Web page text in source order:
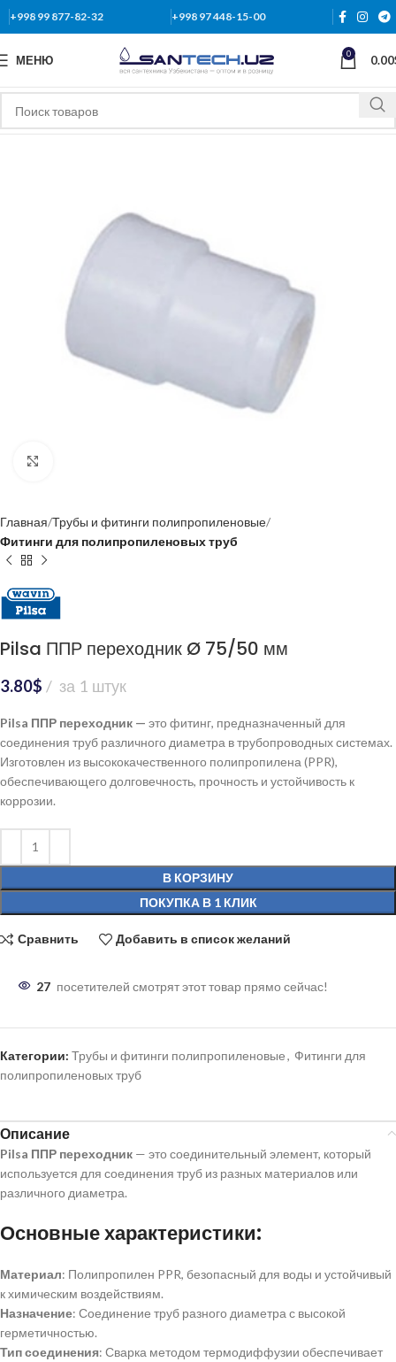
+998 99 877-82-32 +998 97 448-15-00
МЕНЮ 0 0.00
Главная Трубы и фитинги полипропиленовые
Фитинги для полипропиленовых труб
Pilsa ППР переходник Ø 75/50 мм
3.80$ за 1 штук
Pilsa ППР переходник — это фитинг, предназначенный для
соединения труб различного диаметра в трубопроводных системах.
Изготовлен из высококачественного полипропилена (PPR),
обеспечивающего долговечность, прочность и устойчивость к
коррозии.
В КОРЗИНУ
ПОКУПКА В 1 КЛИК
Сравнить Добавить в список желаний
27 посетителей смотрят этот товар прямо сейчас!
Категории: Трубы и фитинги полипропиленовые, Фитинги для
полипропиленовых труб
Описание
Pilsa ППР переходник — это соединительный элемент, который
используется для соединения труб из разных материалов или
различного диаметра.
Основные характеристики:
Материал: Полипропилен PPR, безопасный для воды и устойчивый
к химическим воздействиям.
Назначение: Соединение труб разного диаметра с высокой
герметичностью.
Тип соединения: Сварка методом термодиффузии обеспечивает